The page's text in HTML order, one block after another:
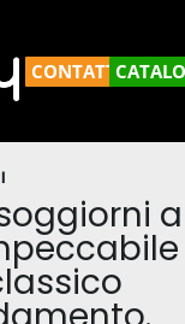
CONTATTACI
a